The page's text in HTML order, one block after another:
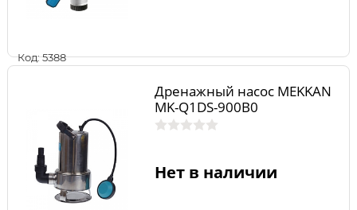
Код: 5388
Дренажный насос MEKKAN
MK-Q1DS-900B0
Нет в наличии